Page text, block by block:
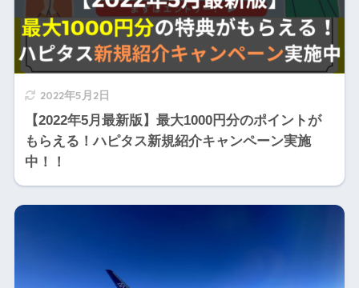
2022年5月2日
【2022年5月最新版】最大1000円分のポイントが
もらえる！ハピタス新規紹介キャンペーン実施
中！！